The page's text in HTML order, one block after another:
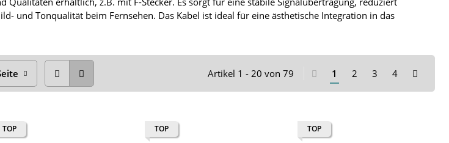
und Tonqualität beim Fernsehen. Das Kabel ist ideal für eine ästhetische Integration in das
Artikel 1 - 20 von 79 1 2 3 4
TOP TOP TOP